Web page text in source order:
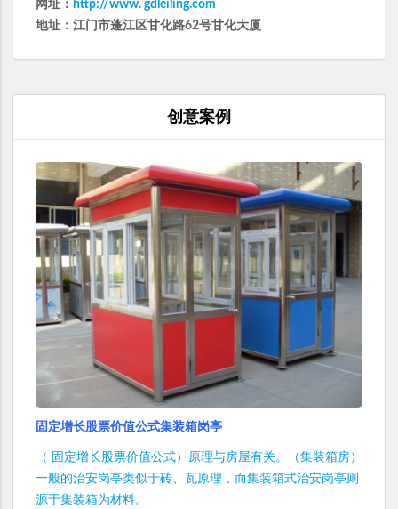
创意案例
固定增长股票价值公式集装箱岗亭
（ 固定增长股票价值公式）原理与房屋有关。（集装箱房）
一般的治安岗亭类似于砖、瓦原理，而集装箱式治安岗亭则
源于集装箱为材料。